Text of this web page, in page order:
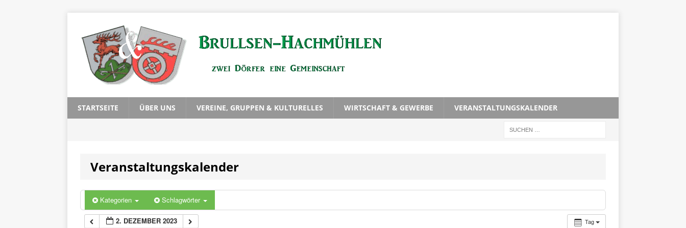
STARTSEITE ÜBER UNS VEREINE, GRUPPEN & KULTURELLES WIRTSCHAFT & GEWERBE VERANSTALTUNGSKALENDER
Veranstaltungskalender
Kategorien Schlagwörter
Tag
2. DEZEMBER 2023
1:00
2:00
3:00
5:00
6:00